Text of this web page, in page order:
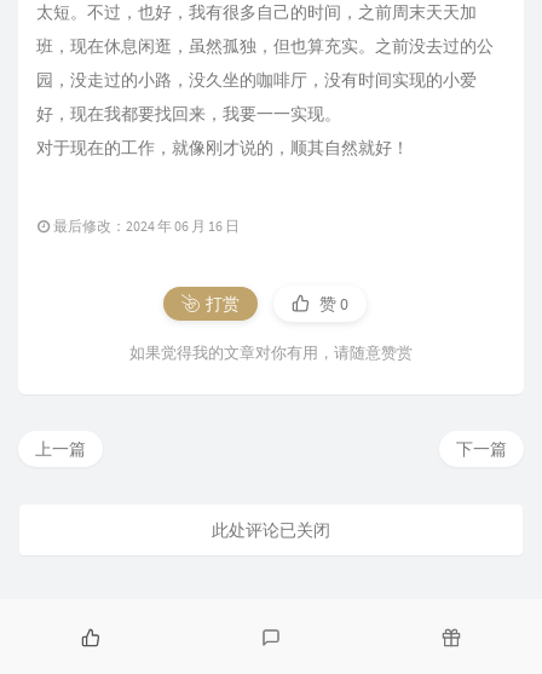
太短。不过，也好，我有很多自己的时间，之前周末天天加
班，现在休息闲逛，虽然孤独，但也算充实。之前没去过的公
园，没走过的小路，没久坐的咖啡厅，没有时间实现的小爱
好，现在我都要找回来，我要一一实现。
对于现在的工作，就像刚才说的，顺其自然就好！
最后修改：2024 年 06 月 16 日
打赏 赞0
如果觉得我的文章对你有用，请随意赞赏
下一篇
上一篇
此处评论已关闭